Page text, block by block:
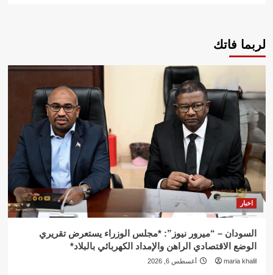
لربما فاتك
اخبار
السودان – “ميرور نيوز”: *مجلس الوزراء يستعرض تقريري
الوضع الاقتصادي الراهن والإمداد الكهربائي بالبلاد*
maria khalil أغسطس 6, 2026